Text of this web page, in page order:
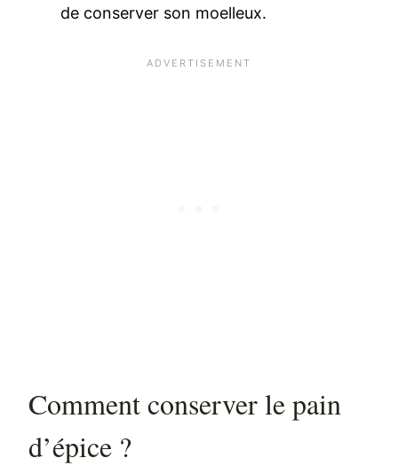
de conserver son moelleux.
Comment conserver le pain
d’épice ?